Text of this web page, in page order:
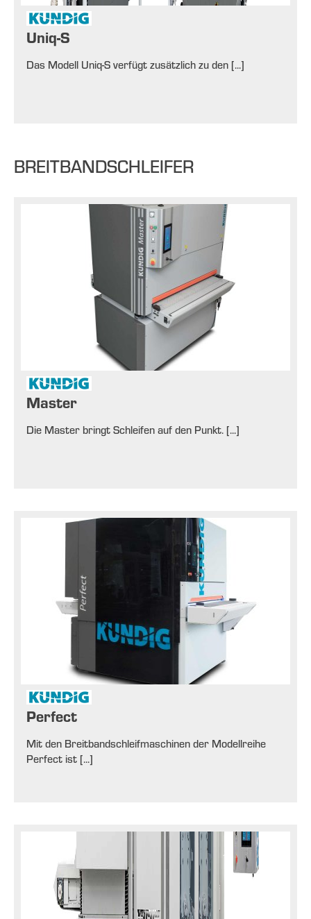
Uniq-S
Das Modell Uniq-S verfügt zusätzlich zu den [...]
BREITBANDSCHLEIFER
Master
Die Master bringt Schleifen auf den Punkt. [...]
Perfect
Mit den Breitbandschleifmaschinen der Modellreihe
Perfect ist [...]